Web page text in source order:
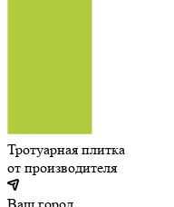
Тротуарная плитка
от производителя